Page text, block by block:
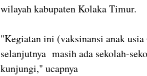
wilayah kabupaten Kolaka Timur.
"Kegiatan ini (vaksinansi anak
selanjutnya masih ada sekolah-
kunjungi," ucapnya